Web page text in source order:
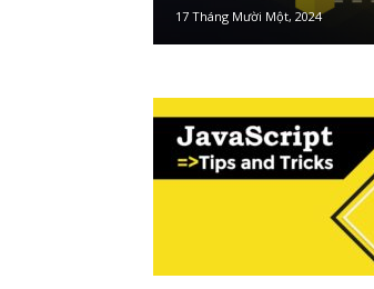
17 Tháng Mười Một, 2024